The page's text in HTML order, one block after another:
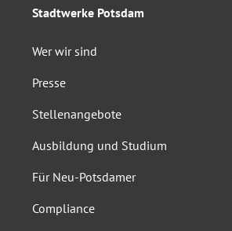
Stadtwerke Potsdam
Wer wir sind
Presse
Stellenangebote
Ausbildung und Studium
Für Neu-Potsdamer
Compliance